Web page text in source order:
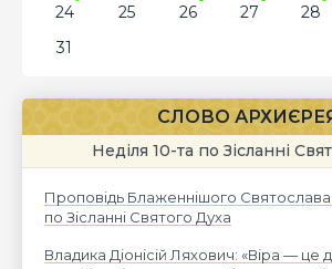
24
25 26 27 28
31
СЛОВО
Неділя 10-та по Зісланні
Проповідь Блаженнішого Святослава
по Зісланні Святого Духа
Владика Діонісій Ляхович: «Віра — це